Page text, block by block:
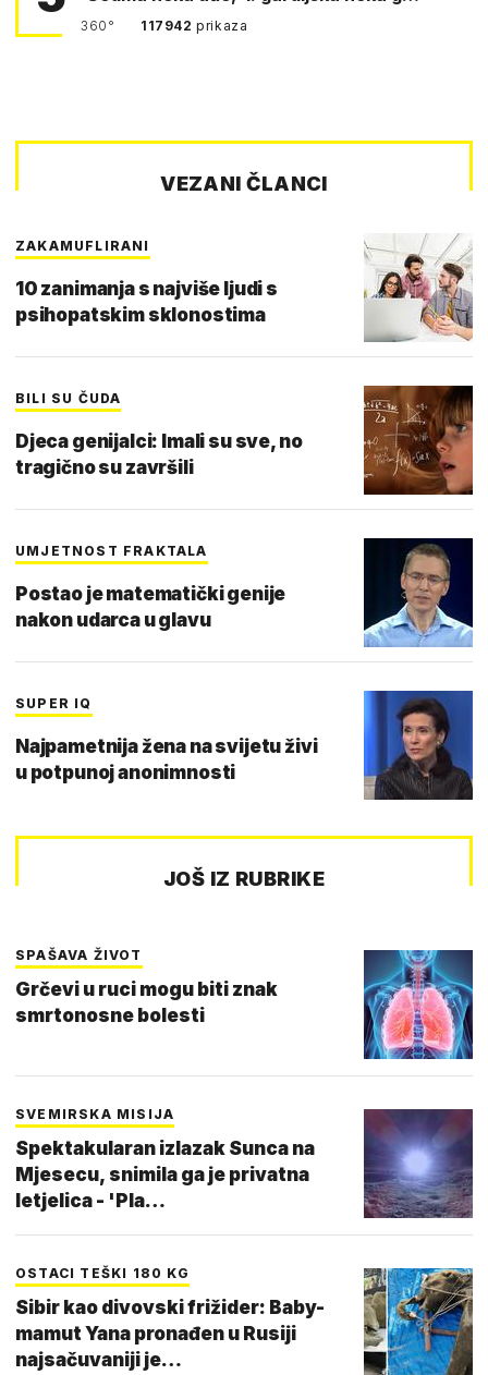
360° 117942prikaza
VEZANI ČLANCI
ZAKAMUFLIRANI
10 zanimanja s najviše ljudi s
psihopatskim sklonostima
BILI SU ČUDA
Djeca genijalci: Imali su sve, no
tragično su završili
UMJETNOST FRAKTALA
Postao je matematički genije
nakon udarca u glavu
SUPER IQ
Najpametnija žena na svijetu živi
u potpunoj anonimnosti
JOŠ IZ RUBRIKE
SPAŠAVA ŽIVOT
Grčevi u ruci mogu biti znak
smrtonosne bolesti
SVEMIRSKA MISIJA
Spektakularan izlazak Sunca na
Mjesecu, snimila ga je privatna
letjelica - 'Pla…
OSTACI TEŠKI 180 KG
Sibir kao divovski frižider: Baby-
mamut Yana pronađen u Rusiji
najsačuvaniji je…